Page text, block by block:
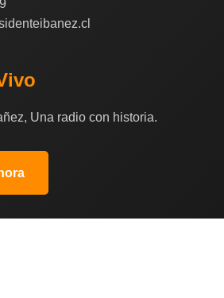
Una radio con historia.